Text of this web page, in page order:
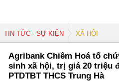
TIN TỨC - SỰ KIỆN XÃ HỘI
Agribank Chiêm Hoá tổ
sinh xã hội, trị giá 20 triệu
PTDTBT THCS Trung Hà